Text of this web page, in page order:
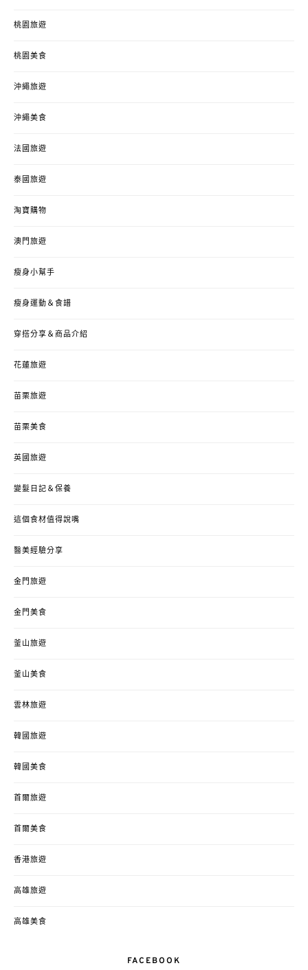
桃園旅遊
桃園美食
沖繩旅遊
沖繩美食
法國旅遊
泰國旅遊
淘寶購物
澳門旅遊
瘦身小幫手
瘦身運動＆食譜
穿搭分享＆商品介紹
花蓮旅遊
苗栗旅遊
苗栗美食
英國旅遊
變髮日記＆保養
這個食材值得說嘴
醫美經驗分享
金門旅遊
金門美食
釜山旅遊
釜山美食
雲林旅遊
韓國旅遊
韓國美食
首爾旅遊
首爾美食
香港旅遊
高雄旅遊
高雄美食
FACEBOOK